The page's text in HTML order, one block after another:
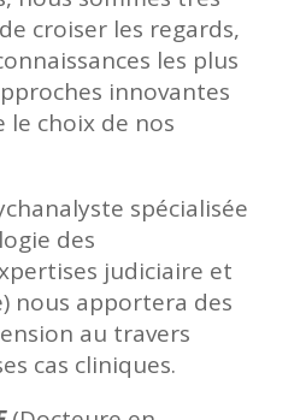
croiser les regards,
les plus
innovantes
le choix de nos
spécialisée
des
judiciaire et
nous apportera des
au travers
cas cliniques.